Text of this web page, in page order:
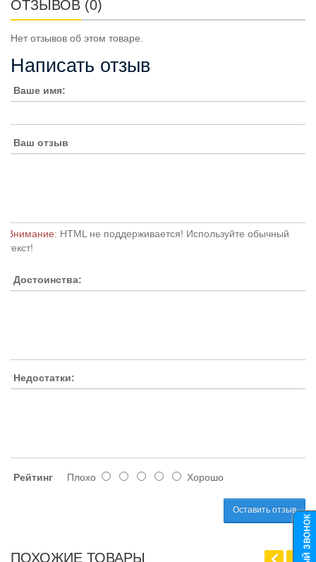
ОТЗЫВОВ (0)
Нет отзывов об этом товаре.
Написать отзыв
Ваше имя:
Ваш отзыв
Внимание: HTML не поддерживается! Используйте обычный
текст!
Достоинства:
Недостатки:
Рейтинг Плохо Хорошо
Оставить отзыв
ПОХОЖИЕ ТОВАРЫ